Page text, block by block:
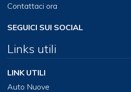
Contattaci ora
SEGUICI SUI SOCIAL
Links utili
LINK UTILI
Auto Nuove